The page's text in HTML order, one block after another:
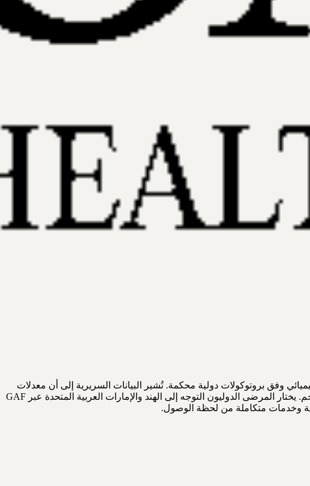
وفق بروتوكولات دولية محكمة. تُشير البيانات السريرية إلى أن معدلات
النجاة لخمس سنوات في المراحل المبكرة (المرحلة الأولى والثانية) تتجاوز 70-80% عند تلقي العلاج في مراكز متخصصة عالية الحجم. يختار المرضى الدوليون التوجه إلى الهند والإمارات العربية المتحدة عبر GAF